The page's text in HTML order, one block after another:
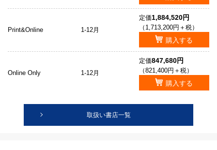
Print&Online 1-12月
定価1,884,520円
（1,713,200円＋税）
購入する
Online Only 1-12月
定価847,680円
（821,400円＋税）
購入する
取扱い書店一覧